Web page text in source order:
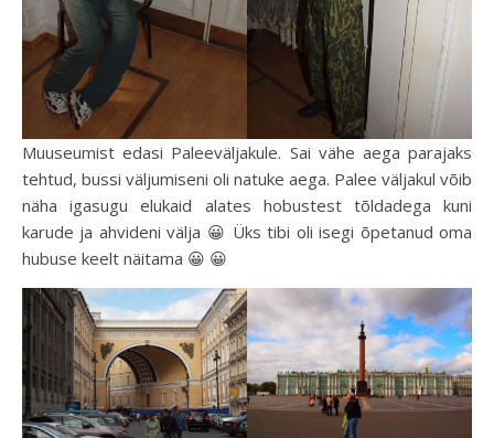
Muuseumist edasi Paleeväljakule. Sai vähe aega parajaks
tehtud, bussi väljumiseni oli natuke aega. Palee väljakul võib
näha igasugu elukaid alates hobustest tõldadega kuni
karude ja ahvideni välja 😀 Üks tibi oli isegi õpetanud oma
hubuse keelt näitama 😀 😀